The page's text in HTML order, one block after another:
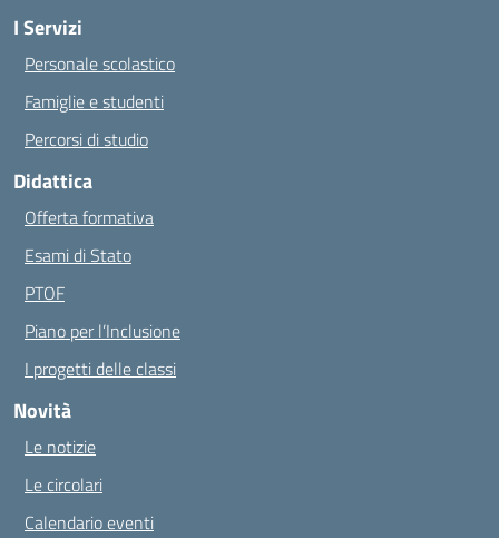
I Servizi
Personale scolastico
Famiglie e studenti
Percorsi di studio
Didattica
Offerta formativa
Esami di Stato
PTOF
Piano per l’Inclusione
I progetti delle classi
Novità
Le notizie
Le circolari
Calendario eventi